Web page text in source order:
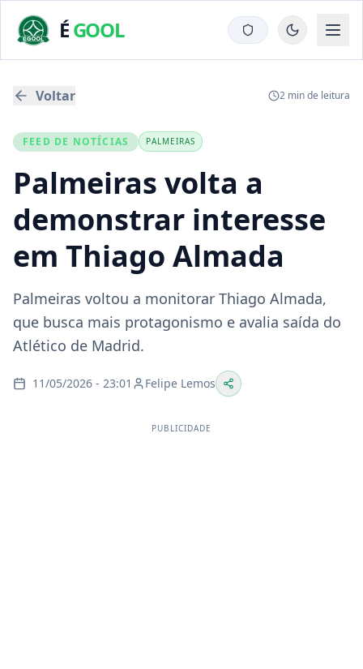
ÉGOOL
Voltar 2 min de leitura
FEED DE NOTÍCIAS PALMEIRAS
Palmeiras volta a
demonstrar interesse
em Thiago Almada
Palmeiras voltou a monitorar Thiago Almada,
que busca mais protagonismo e avalia saída do
Atlético de Madrid.
11/05/2026 - 23:01 Felipe Lemos
PUBLICIDADE